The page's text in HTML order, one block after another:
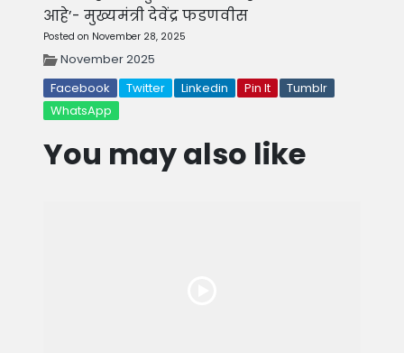
आहे’- मुख्यमंत्री देवेंद्र फडणवीस
Posted on November 28, 2025
November 2025
Facebook
Twitter Linkedin Pin It
Tumblr
WhatsApp
You may also like